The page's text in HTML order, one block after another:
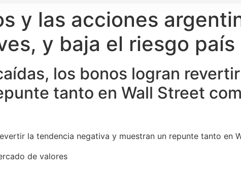
y las acciones
y baja el riesgo país
los bonos logran
tanto en Wall Street
la tendencia negativa y muestran un repunte tanto en